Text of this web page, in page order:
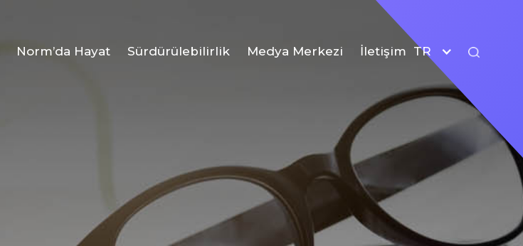
Norm’da Hayat Sürdürülebilirlik Medya Merkezi İletişim TR